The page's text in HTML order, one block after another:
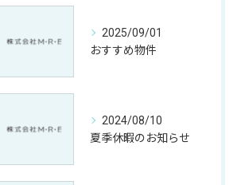
2025/09/01
おすすめ物件
2024/08/10
夏季休暇のお知らせ